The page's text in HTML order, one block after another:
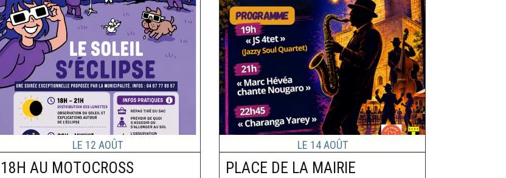
Le 12Août
18H AU MOTOCROSS
Le 14Août
PLACE DE LA MAIRIE